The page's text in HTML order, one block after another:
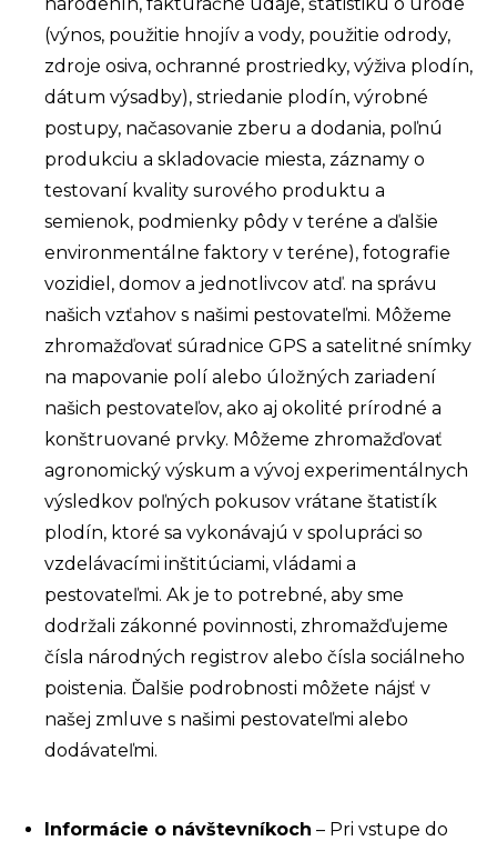
(výnos, použitie hnojív a vody, použitie odrody,
zdroje osiva, ochranné prostriedky, výživa plodín,
dátum výsadby), striedanie plodín, výrobné
postupy, načasovanie zberu a dodania, poľnú
produkciu a skladovacie miesta, záznamy o
testovaní kvality surového produktu a
semienok, podmienky pôdy v teréne a ďalšie
environmentálne faktory v teréne), fotografie
vozidiel, domov a jednotlivcov atď. na správu
našich vzťahov s našimi pestovateľmi. Môžeme
zhromažďovať súradnice GPS a satelitné snímky
na mapovanie polí alebo úložných zariadení
našich pestovateľov, ako aj okolité prírodné a
konštruované prvky. Môžeme zhromažďovať
agronomický výskum a vývoj experimentálnych
výsledkov poľných pokusov vrátane štatistík
plodín, ktoré sa vykonávajú v spolupráci so
vzdelávacími inštitúciami, vládami a
pestovateľmi. Ak je to potrebné, aby sme
dodržali zákonné povinnosti, zhromažďujeme
čísla národných registrov alebo čísla sociálneho
poistenia. Ďalšie podrobnosti môžete nájsť v
našej zmluve s našimi pestovateľmi alebo
dodávateľmi.
Informácie o návštevníkoch – Pri vstupe do